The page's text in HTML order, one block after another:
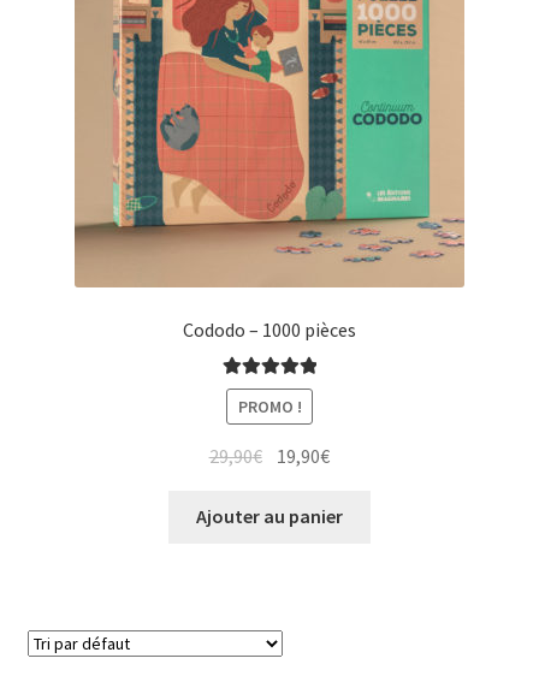
Cododo – 1000 pièces
Note5.00sur
5
PROMO !
29,90€ Le
initial
19,90€Le
actuel
Ajouter au panier